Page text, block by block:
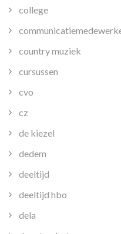
college
country muziek
cursussen
cvo
cz
de kiezel
dedem
deeltijd
deeltijd hbo
dela